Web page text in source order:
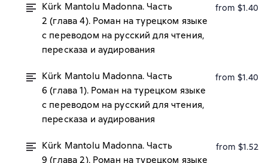
Kürk Mantolu Madonna. Часть
2 (глава 4). Роман на турецком языке
с переводом на русский для чтения,
пересказа и аудирования
from $1.40
Kürk Mantolu Madonna. Часть
6 (глава 1). Роман на турецком языке
с переводом на русский для чтения,
пересказа и аудирования
from $1.40
Kürk Mantolu Madonna. Часть
9 (глава 2). Роман на турецком языке
from $1.52